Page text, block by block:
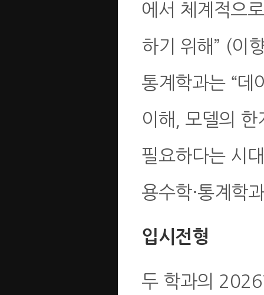
에서 체계적으
하기 위해” (이
통계학과는 “데
이해, 모델의
필요하다는 시
용수학·통계학
입시전형
두 학과의